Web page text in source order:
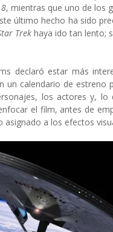
, mientras que uno de los
último hecho ha sido
Trek haya ido tan lento;
declaró estar más
un calendario de estreno
los actores y, lo
el film, antes de
a los efectos